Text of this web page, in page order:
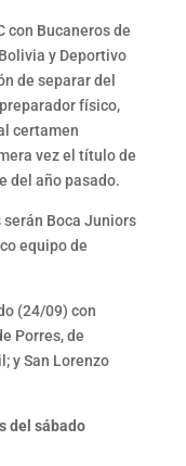
con Bucaneros de
y Deportivo
de separar del
físico,
certamen
vez el título de
del año pasado.
Boca Juniors
equipo de
(24/09) con
Porres, de
y San Lorenzo
del sábado